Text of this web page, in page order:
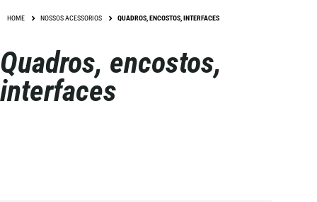
HOME NOSSOS ACESSORIOS QUADROS, ENCOSTOS, INTERFACES
Quadros, encostos,
interfaces